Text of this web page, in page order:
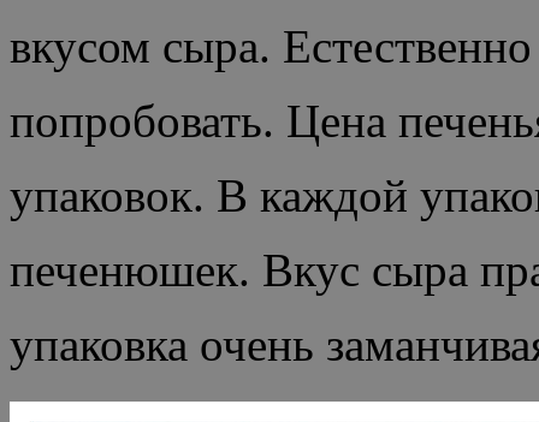
вкусом сыра.
попробовать. Цена
упаковок. В каждой
печенюшек. Вкус сыра
упаковка очень